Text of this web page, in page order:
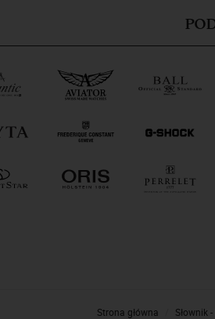
Strona główna Słownik